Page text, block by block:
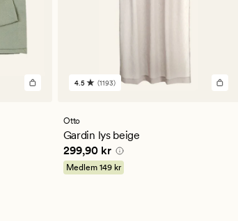
1193
en
gjennomsnittlig
vurdering
på
4.5
4.5 (1193)
Otto
Gardin lys beige
Pris 299,90 kr
299,90 kr
Medlem 149 kr